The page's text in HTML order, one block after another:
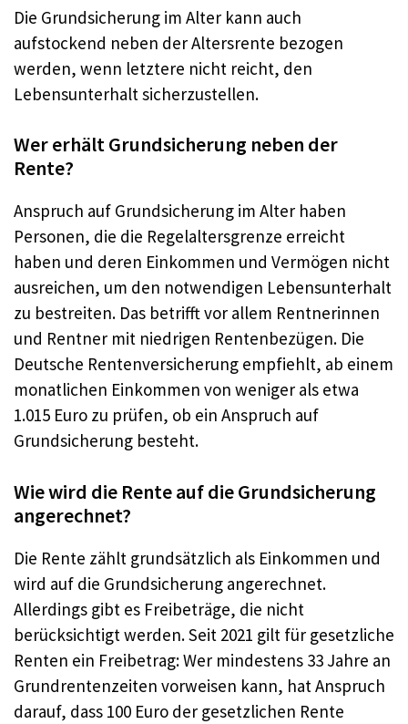
Die Grundsicherung im Alter kann auch
aufstockend neben der Altersrente bezogen
werden, wenn letztere nicht reicht, den
Lebensunterhalt sicherzustellen.
Wer erhält Grundsicherung neben der
Rente?
Anspruch auf Grundsicherung im Alter haben
Personen, die die Regelaltersgrenze erreicht
haben und deren Einkommen und Vermögen nicht
ausreichen, um den notwendigen Lebensunterhalt
zu bestreiten. Das betrifft vor allem Rentnerinnen
und Rentner mit niedrigen Rentenbezügen. Die
Deutsche Rentenversicherung empfiehlt, ab einem
monatlichen Einkommen von weniger als etwa
1.015 Euro zu prüfen, ob ein Anspruch auf
Grundsicherung besteht.
Wie wird die Rente auf die Grundsicherung
angerechnet?
Die Rente zählt grundsätzlich als Einkommen und
wird auf die Grundsicherung angerechnet.
Allerdings gibt es Freibeträge, die nicht
berücksichtigt werden. Seit 2021 gilt für gesetzliche
Renten ein Freibetrag: Wer mindestens 33 Jahre an
Grundrentenzeiten vorweisen kann, hat Anspruch
darauf, dass 100 Euro der gesetzlichen Rente